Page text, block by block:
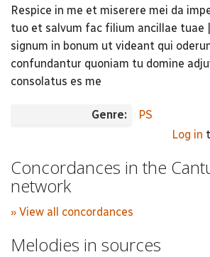
Respice in me et miserere mei da
tuo et salvum fac filium ancillae tuae
signum in bonum ut videant qui
confundantur quoniam tu domine
consolatus es me
Genre:
PS
Log in
Concordances in the
network
» View all concordances
Melodies in sources